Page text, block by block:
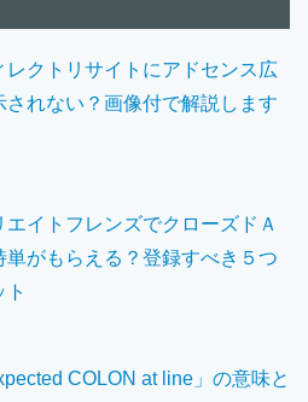
レクトリサイトにアドセンス広
されない？画像付で解説します
エイトフレンズでクローズドＡ
単がもらえる？登録すべき５つ
ト
COLON at line」の意味と